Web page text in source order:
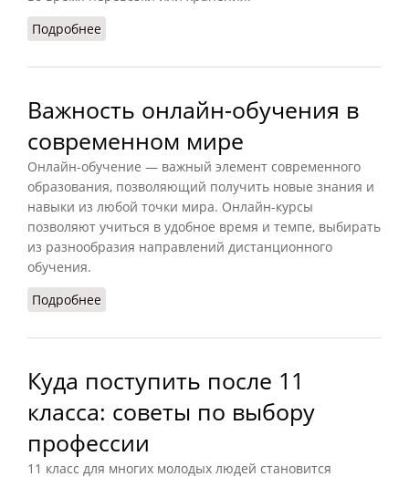
Подробнее
Важность онлайн-обучения в
современном мире
Онлайн-обучение — важный элемент современного
образования, позволяющий получить новые знания и
навыки из любой точки мира. Онлайн-курсы
позволяют учиться в удобное время и темпе, выбирать
из разнообразия направлений дистанционного
обучения.
Подробнее
Куда поступить после 11
класса: советы по выбору
профессии
11 класс для многих молодых людей становится